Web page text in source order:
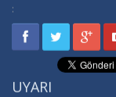
:
UYARI